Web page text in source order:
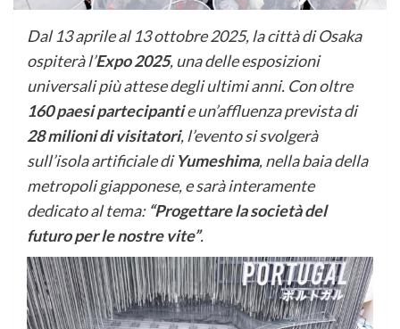
Dal 13 aprile al 13 ottobre 2025, la città di Osaka
ospiterà l’Expo 2025, una delle esposizioni
universali più attese degli ultimi anni. Con oltre
160 paesi partecipantie un’affluenza prevista di
28 milioni di visitatori, l’evento si svolgerà
sull’isola artificiale diYumeshima, nella baia della
metropoli giapponese, e sarà interamente
dedicato al tema: “Progettare la società del
futuro per le nostre vite”.